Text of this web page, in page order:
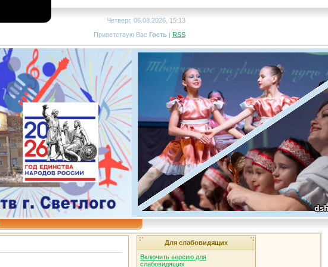
Четверг, 06.08.2026, 15:13
Приветствую Вас Гость| RSS
Для слабовидящих
Включить версию для
слабовидящих